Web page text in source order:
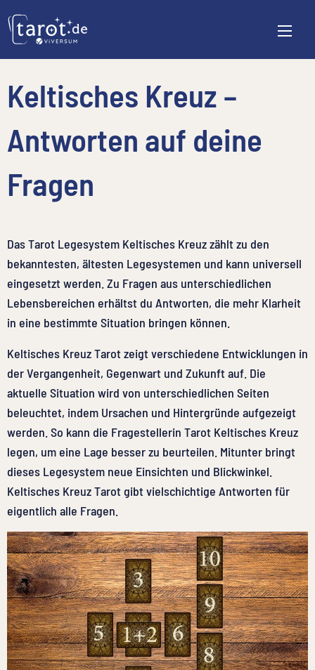
Keltisches Kreuz –
Antworten auf deine
Fragen
Das Tarot Legesystem Keltisches Kreuz zählt zu den
bekanntesten, ältesten Legesystemen und kann universell
eingesetzt werden. Zu Fragen aus unterschiedlichen
Lebensbereichen erhältst du Antworten, die mehr Klarheit
in eine bestimmte Situation bringen können.
Keltisches Kreuz Tarot zeigt verschiedene Entwicklungen in
der Vergangenheit, Gegenwart und Zukunft auf. Die
aktuelle Situation wird von unterschiedlichen Seiten
beleuchtet, indem Ursachen und Hintergründe aufgezeigt
werden. So kann die Fragestellerin Tarot Keltisches Kreuz
legen, um eine Lage besser zu beurteilen. Mitunter bringt
dieses Legesystem neue Einsichten und Blickwinkel.
Keltisches Kreuz Tarot gibt vielschichtige Antworten für
eigentlich alle Fragen.